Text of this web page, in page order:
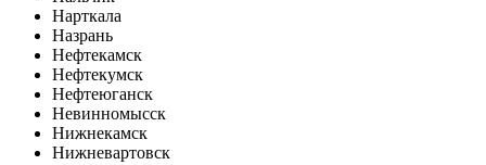
Нарткала
Назрань
Нефтекамск
Нефтекумск
Нефтеюганск
Невинномысск
Нижнекамск
Нижневартовск